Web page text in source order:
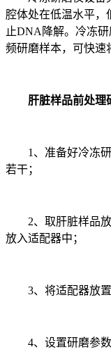
腔体处在低温水平，
止DNA降解。冷冻
频研磨样本，可快速
肝脏样品前处理
1、准备好冷冻研
若干；
2、取肝脏样品放
放入适配器中；
3、将适配器放置
4、设置研磨参数